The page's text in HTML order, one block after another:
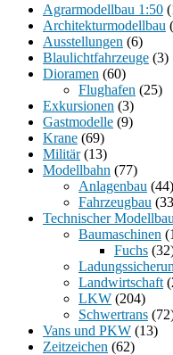
Agrarmodellbau 1:50
Architekturmodellbau
Ausstellungen (6)
Blaulichtfahrzeuge (3)
Dioramen (60)
Flughafen (25)
Exkursionen (3)
Gastmodelle (9)
Krane (69)
Militär(13)
Modellbahn (77)
Anlagenbau (44)
Fahrzeugbau
Technischer Modellbau
Baumaschinen
Fuchs
Landwirtschaft
LKW (204)
Schwertrans
Vans und PKW (13)
Zeitzeichen (62)